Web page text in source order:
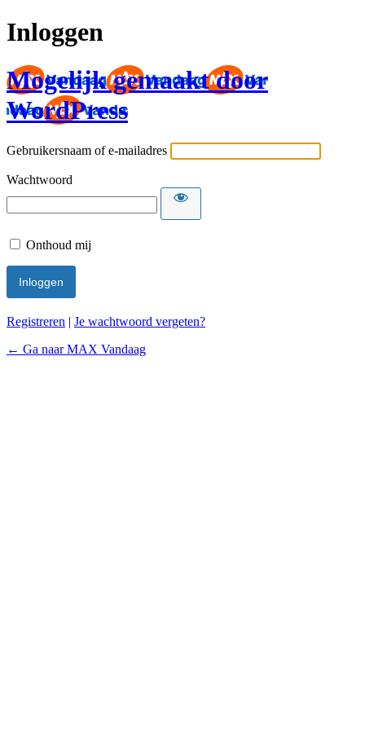
Inloggen
Mogelijk gemaakt door
WordPress
Gebruikersnaam of e-mailadres
Wachtwoord
Onthoud mij
Registreren | Je wachtwoord vergeten?
← Ga naar MAX Vandaag